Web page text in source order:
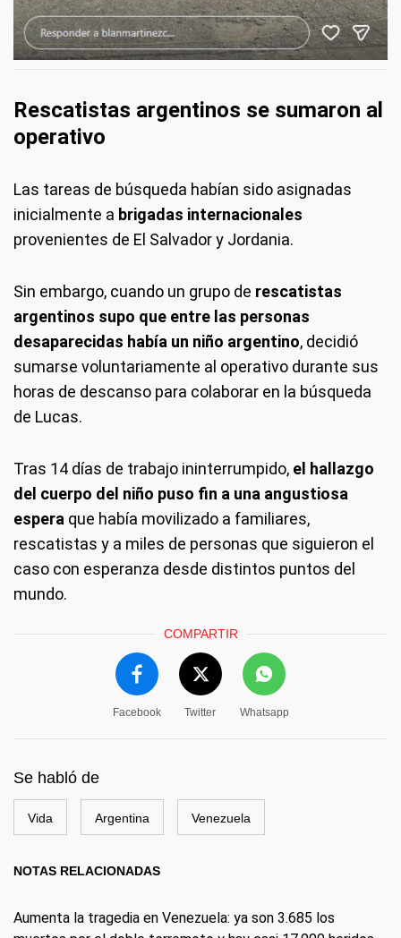
Rescatistas argentinos se sumaron al
operativo
Las tareas de búsqueda habían sido asignadas
inicialmente a brigadas internacionales
provenientes de El Salvador y Jordania.
Sin embargo, cuando un grupo de rescatistas
argentinos supo que entre las personas
desaparecidas había un niño argentino, decidió
sumarse voluntariamente al operativo durante sus
horas de descanso para colaborar en la búsqueda
de Lucas.
Tras 14 días de trabajo ininterrumpido, el hallazgo
del cuerpo del niño puso fin a una angustiosa
espera que había movilizado a familiares,
rescatistas y a miles de personas que siguieron el
caso con esperanza desde distintos puntos del
mundo.
COMPARTIR
Facebook Twitter Whatsapp
Se habló de
Vida Argentina Venezuela
NOTAS RELACIONADAS
Aumenta la tragedia en Venezuela: ya son 3.685 los